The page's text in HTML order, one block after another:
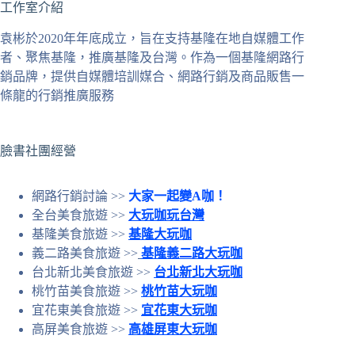
到
合
條
件
的
果
工作室介紹
袁彬於2020年年底成立，旨在支持基隆在地自媒體工作
者、聚焦基隆，推廣基隆及台灣。作為一個基隆網路行
銷品牌，提供自媒體培訓媒合、網路行銷及商品販售一
條龍的行銷推廣服務
臉書社團經營
網路行銷討論 >> 大家一起變A咖！
全台美食旅遊 >> 大玩咖玩台灣
基隆美食旅遊 >> 基隆大玩咖
義二路美食旅遊 >> 基隆義二路大玩咖
台北新北美食旅遊 >> 台北新北大玩咖
桃竹苗美食旅遊 >> 桃竹苗大玩咖
宜花東美食旅遊 >> 宜花東大玩咖
高屏美食旅遊 >> 高雄屏東大玩咖